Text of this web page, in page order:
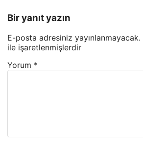
Bir yanıt yazın
E-posta adresiniz yayınlanmayacak.
ile işaretlenmişlerdir
Yorum *